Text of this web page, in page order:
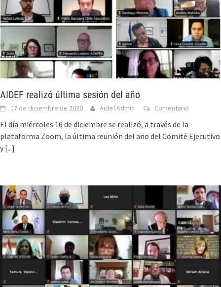
AIDEF realizó última sesión del año
17 de diciembre de 2020 Aidef.Admin Comentario
El día miércoles 16 de diciembre se realizó, a través de la
plataforma Zoom, la última reunión del año del Comité Ejecutivo
y [...]